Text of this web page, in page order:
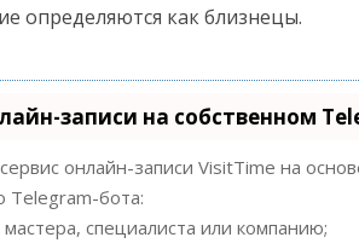
определяются как близнецы.
записи на собственном
онлайн-записи VisitTime на
Telegram-бота:
специалиста или компанию;